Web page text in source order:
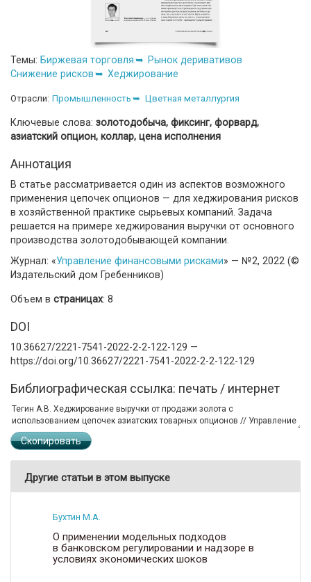
Темы: Биржевая торговля
Рынок деривативов
Снижение рисков
Хеджирование
Отрасли: Промышленность Цветная металлургия
Ключевые слова: золотодобыча, фиксинг, форвард,
азиатский опцион, коллар, цена исполнения
Аннотация
В статье рассматривается один из аспектов возможного
применения цепочек опционов — для хеджирования рисков
в хозяйственной практике сырьевых компаний. Задача
решается на примере хеджирования выручки от основного
производства золотодобывающей компании.
Журнал: «Управление финансовыми рисками» — №2, 2022 (©
Издательский дом Гребенников)
Объем в страницах: 8
DOI
10.36627/2221-7541-2022-2-2-122-129 —
https://doi.org/10.36627/2221-7541-2022-2-2-122-129
Библиографическая ссылка: печать / интернет
Скопировать
Другие статьи в этом выпуске
Бухтин М.А.
О применении модельных подходов
в банковском регулировании и надзоре в
условиях экономических шоков